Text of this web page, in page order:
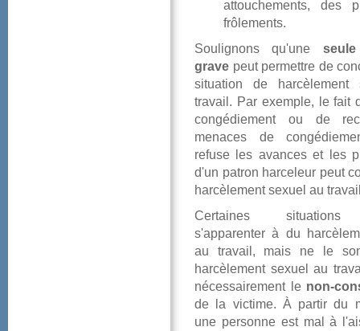
frôlements.
Soulignonsqu'une
grave
nécessairementle non-